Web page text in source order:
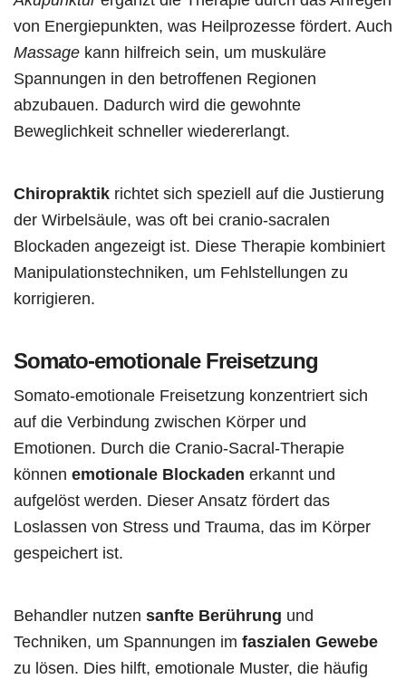
von Energiepunkten, was Heilprozesse fördert. Auch
Massage kann hilfreich sein, um muskuläre
Spannungen in den betroffenen Regionen
abzubauen. Dadurch wird die gewohnte
Beweglichkeit schneller wiedererlangt.
Chiropraktik richtet sich speziell auf die Justierung
der Wirbelsäule, was oft bei cranio-sacralen
Blockaden angezeigt ist. Diese Therapie kombiniert
Manipulationstechniken, um Fehlstellungen zu
korrigieren.
Somato-emotionale Freisetzung
Somato-emotionale Freisetzung konzentriert sich
auf die Verbindung zwischen Körper und
Emotionen. Durch die Cranio-Sacral-Therapie
können emotionale Blockaden erkannt und
aufgelöst werden. Dieser Ansatz fördert das
Loslassen von Stress und Trauma, das im Körper
gespeichert ist.
Behandler nutzen sanfte Berührung und
Techniken, um Spannungen im faszialen Gewebe
zu lösen. Dies hilft, emotionale Muster, die häufig